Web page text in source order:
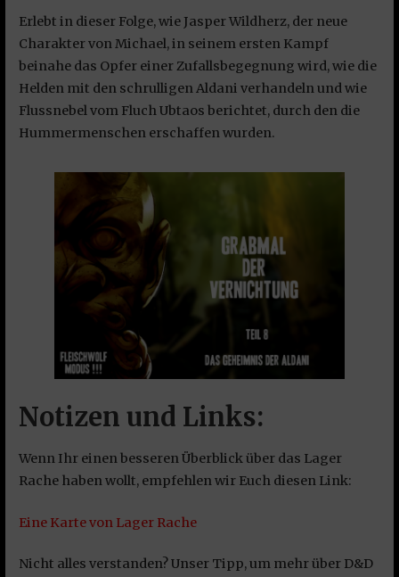
Erlebt in dieser Folge, wie Jasper Wildherz, der neue
Charakter von Michael, in seinem ersten Kampf
beinahe das Opfer einer Zufallsbegegnung wird, wie die
Helden mit den schrulligen Aldani verhandeln und wie
Flussnebel vom Fluch Ubtaos berichtet, durch den die
Hummermenschen erschaffen wurden.
Notizen und Links:
Wenn Ihr einen besseren Überblick über das Lager
Rache haben wollt, empfehlen wir Euch diesen Link:
Eine Karte von Lager Rache
Nicht alles verstanden? Unser Tipp, um mehr über D&D